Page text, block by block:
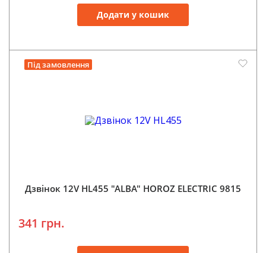
Додати у кошик
Під замовлення
Дзвінок 12V HL455 "ALBA" HOROZ ELECTRIC 9815
341 грн.